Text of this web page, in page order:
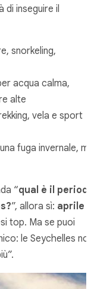
inseguire il
snorkeling,
acqua calma,
alte
vela e sport
fuga invernale,
“qual è il
”, allora sì: aprile
top. Ma se puoi
le Seychelles